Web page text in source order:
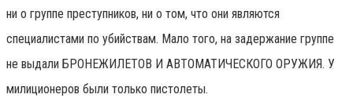
ни о группе преступников, ни о том, что они являются
специалистами по убийствам. Мало того, на задержание группе
не выдали БРОНЕЖИЛЕТОВ И АВТОМАТИЧЕСКОГО ОРУЖИЯ. У
милиционеров были только пистолеты.